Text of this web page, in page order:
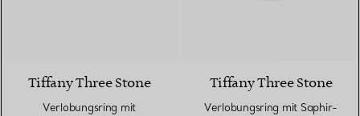
Tiffany Three Stone
Verlobungsring mit
Tiffany Three Stone
Verlobungsring mit Saphir-